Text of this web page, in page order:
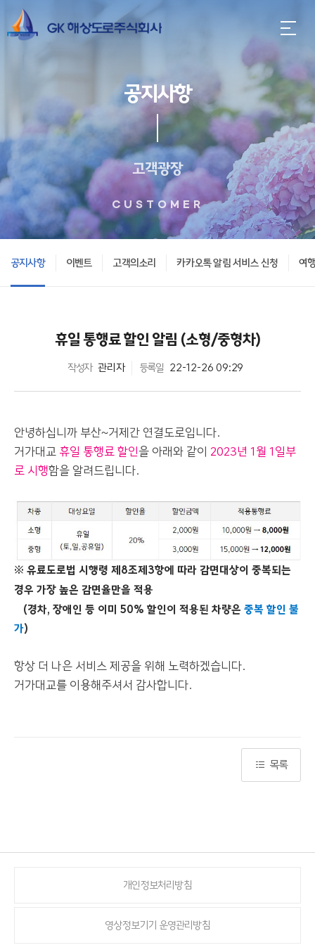
공지사항
고객광장
CUSTOMER
공지사항 이벤트 고객의소리 카카오톡 알림 서비스 신청 여
휴일 통행료 할인 알림 (소형/중형차)
작성자 관리자 등록일 22-12-26 09:29
안녕하십니까 부산~거제간 연결도로입니다.
거가대교 휴일 통행료 할인을 아래와 같이 2023년 1월 1일부
로 시행함을 알려드립니다.
※ 유료도로법 시행령 제8조제3항에 따라 감면대상이 중복되는
경우 가장 높은 감면율만을 적용
(경차, 장애인 등 이미 50% 할인이 적용된 차량은 중복 할인 불
가)
항상 더 나은 서비스 제공을 위해 노력하겠습니다.
거가대교를 이용해주셔서 감사합니다.
목록
개인정보처리방침
영상정보기기 운영관리방침